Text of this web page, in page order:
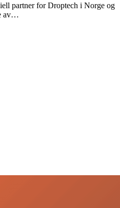
partner for Droptech i Norge og
av…